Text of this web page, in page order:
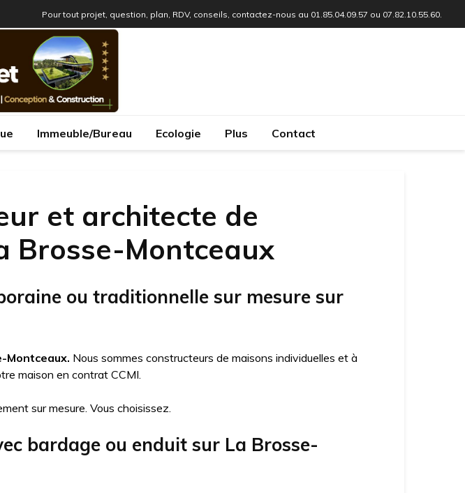
Pour tout projet, question, plan, RDV, conseils, contactez-nous au 01.85.04.09.57 ou 07.82.10.55.60.
Immeuble/Bureau Ecologie Plus Contact
et architecte de
Brosse-Montceaux
ou traditionnelle sur mesure sur
Montceaux. Nous sommes constructeurs de maisons individuelles et à
maison en contrat CCMI.
sur mesure. Vous choisissez.
bardage ou enduit sur La Brosse-